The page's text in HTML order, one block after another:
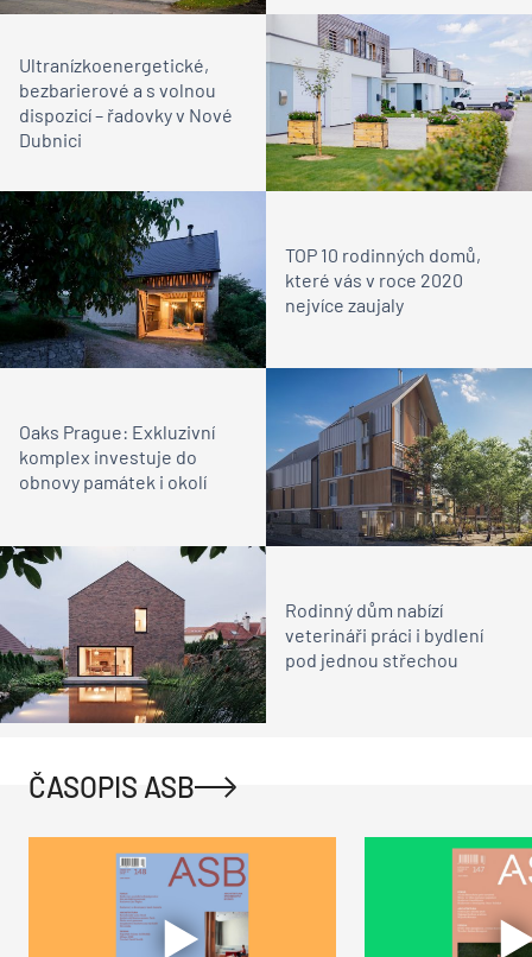
Ultranízkoenergetické,
bezbarierové a s volnou
dispozicí – řadovky v Nové
Dubnici
TOP 10 rodinných domů,
které vás v roce 2020
nejvíce zaujaly
Oaks Prague: Exkluzivní
komplex investuje do
obnovy památek i okolí
Rodinný dům nabízí
veterináři práci i bydlení
pod jednou střechou
ČASOPIS ASB